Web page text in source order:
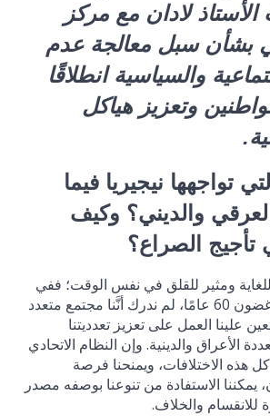
الأستاذ لادان مع مركز
بشأن سبل معالجة عدم
والسياسية انطلاقًا
وتعزيز هياكل
تواجهها نيجيريا فيما
والديني؟ وكيف
الصراع؟
ومثير للقلق في نفس الوقت؛ ففي
بلد مثل نيجيريا، في غضون 60 عامًا، لم ندرك أنَّنا مجتمع متعدد
علينا العمل على تعزيز تعدديتنا
الأعراق والدينية. وإن النظام الاتحادي
هذه الاختلافات، ويمنحنا فرصة
يمكننا الاستفادة من تنوعنا بوصفه مصدر
للانقسام والخلاف.